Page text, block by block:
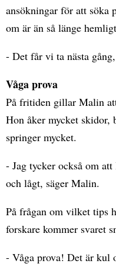
ansökningar för att söka
om är än så länge
- Det får vi ta nästa
Våga prova
På fritiden gillar Malin
Hon åker mycket skidor,
springer mycket.
- Jag tycker också om
och lågt, säger Malin.
På frågan om vilket tips
forskare kommer svaret
- Våga prova! Det är kul